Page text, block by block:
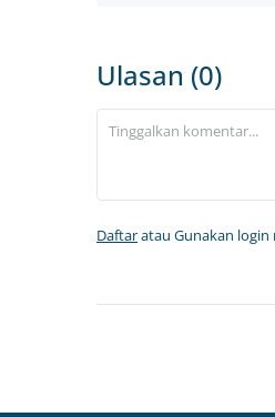
Ulasan (0)
Daftaratau Gunakan login